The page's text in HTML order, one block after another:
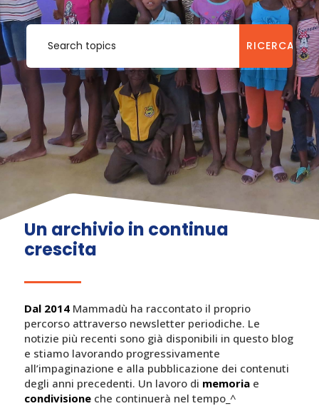
Un archivio in continua
crescita
Dal 2014Mammadù ha raccontato il proprio
percorso attraverso newsletter periodiche. Le
notizie più recenti sono già disponibili in questo blog
e stiamo lavorando progressivamente
all’impaginazione e alla pubblicazione dei contenuti
degli anni precedenti. Un lavoro di memoriae
condivisioneche continuerà nel tempo_^